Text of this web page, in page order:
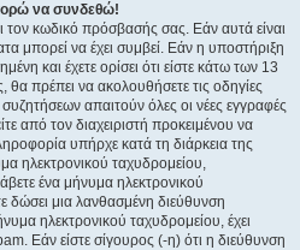
να συνδεθώ!
τον κωδικό πρόσβασής σας. Εάν αυτά είναι
μπορεί να έχει συμβεί. Εάν η υποστήριξη
και έχετε ορίσει ότι είστε κάτω των 13
θα πρέπει να ακολουθήσετε τις οδηγίες
απαιτούν όλες οι νέες εγγραφές
από τον διαχειριστή προκειμένου να
υπήρχε κατά τη διάρκεια της
ηλεκτρονικού ταχυδρομείου,
ένα μήνυμα ηλεκτρονικού
δώσει μια λανθασμένη διεύθυνση
ηλεκτρονικού ταχυδρομείου, έχει
Εάν είστε σίγουρος (-η) ότι η διεύθυνση